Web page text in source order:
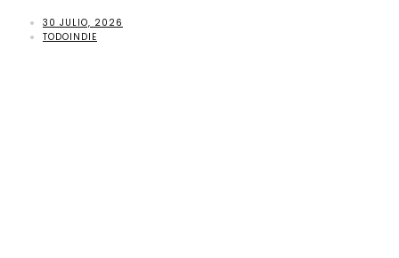
30 JULIO, 2026
TODOINDIE